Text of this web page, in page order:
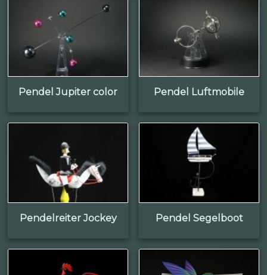
Pendel Jupiter color Pendel Luftmobile
Pendelreiter Jockey Pendel Segelboot